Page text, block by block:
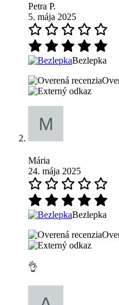
Petra P.
5. mája 2025
Bezlepka
Mária
24. mája 2025
Bezlepka
👌